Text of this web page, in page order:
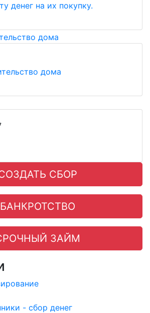
денег на их покупку.
дома
СБОР
БАНКРОТСТВО
ЗАЙМ
- сбор денег